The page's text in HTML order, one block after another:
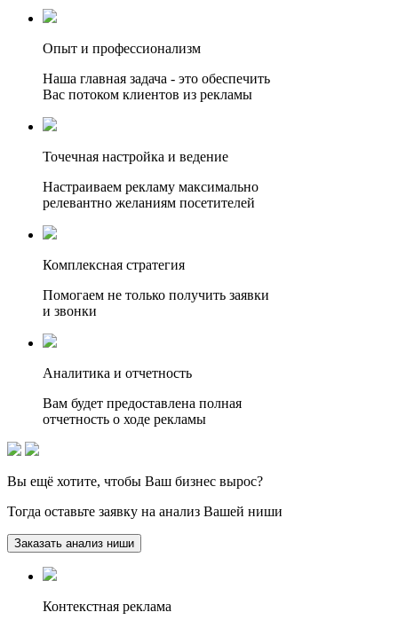
Опыт и профессионализм
Наша главная задача - это обеспечить
Вас потоком клиентов из рекламы
Точечная настройка и ведение
Настраиваем рекламу максимально
релевантно желаниям посетителей
Комплексная стратегия
Помогаем не только получить заявки
и звонки
Аналитика и отчетность
Вам будет предоставлена полная
отчетность о ходе рекламы
Вы ещё хотите, чтобы Ваш бизнес вырос?
Тогда оставьте заявку на анализ Вашей ниши
Заказать анализ ниши
Контекстная реклама